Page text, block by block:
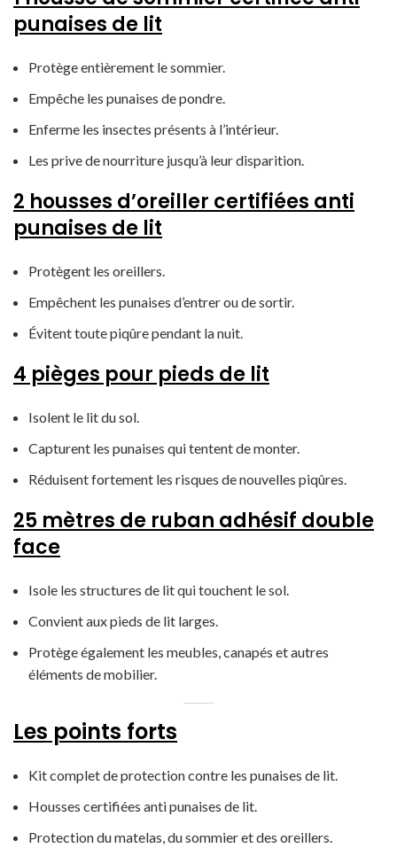
punaises de lit
Protège entièrement le sommier.
Empêche les punaises de pondre.
Enferme les insectes présents à l’intérieur.
Les prive de nourriture jusqu’à leur disparition.
2 housses d’oreiller certifiées anti
punaises de lit
Protègent les oreillers.
Empêchent les punaises d’entrer ou de sortir.
Évitent toute piqûre pendant la nuit.
4 pièges pour pieds de lit
Isolent le lit du sol.
Capturent les punaises qui tentent de monter.
Réduisent fortement les risques de nouvelles piqûres.
25 mètres de ruban adhésif double
face
Isole les structures de lit qui touchent le sol.
Convient aux pieds de lit larges.
Protège également les meubles, canapés et autres
éléments de mobilier.
Les points forts
Kit complet de protection contre les punaises de lit.
Housses certifiées anti punaises de lit.
Protection du matelas, du sommier et des oreillers.